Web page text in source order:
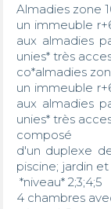
Almadies zone
un immeuble
aux almadies
unies* très
co*almadies
un immeuble
aux almadies
unies* très
composé
d'un duplexe
piscine; jardin
4 chambres